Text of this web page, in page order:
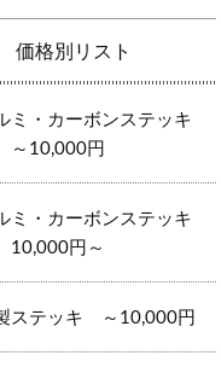
価格別リスト
ミ・カーボンステッキ
10,000円
ミ・カーボンステッキ
円～
ステッキ ～10,000円